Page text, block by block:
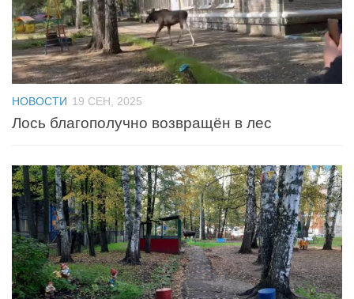
НОВОСТИ 19 СЕН, 2025
Лось благополучно возвращён в лес